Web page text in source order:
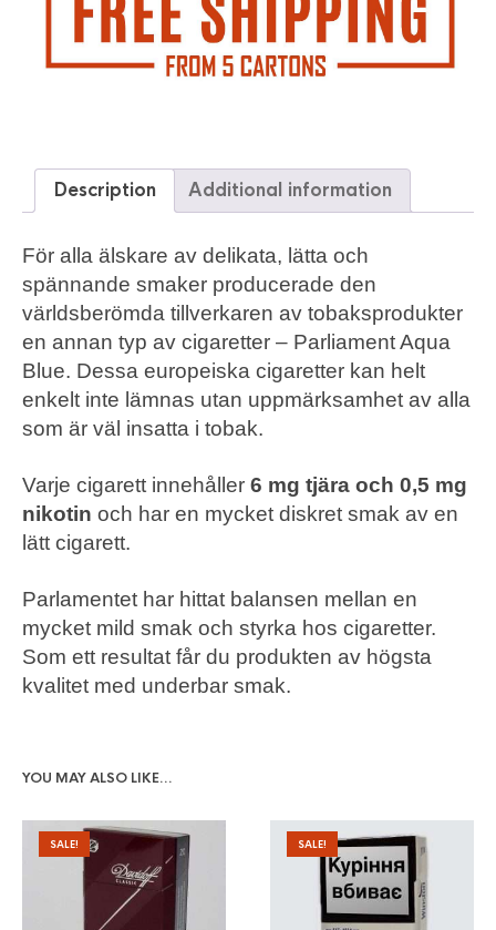
Description Additional information
För alla älskare av delikata, lätta och
spännande smaker producerade den
världsberömda tillverkaren av tobaksprodukter
en annan typ av cigaretter – Parliament Aqua
Blue. Dessa europeiska cigaretter kan helt
enkelt inte lämnas utan uppmärksamhet av alla
som är väl insatta i tobak.
Varje cigarett innehåller 6 mg tjära och 0,5 mg
nikotin och har en mycket diskret smak av en
lätt cigarett.
Parlamentet har hittat balansen mellan en
mycket mild smak och styrka hos cigaretter.
Som ett resultat får du produkten av högsta
kvalitet med underbar smak.
YOU MAY ALSO LIKE…
SALE! SALE!